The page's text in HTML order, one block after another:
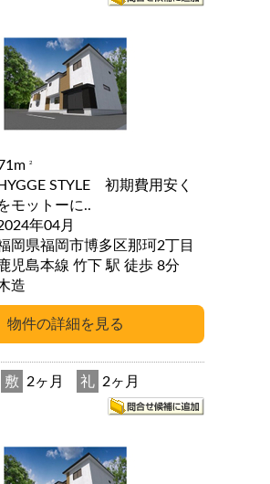
2
HYGGE STYLE 初期費用安く
モットーに..
年04月
岡県福岡市博多区那珂2丁目
鹿児島本線 竹下 駅 徒歩 8分
造
敷 2ヶ月 礼 2ヶ月